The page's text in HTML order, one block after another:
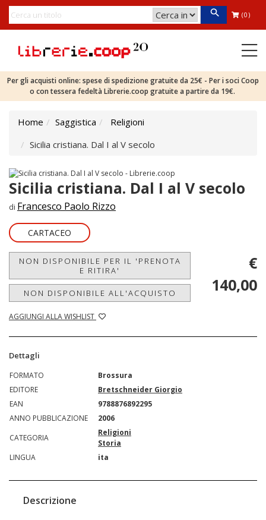
(0)
Per gli acquisti online: spese di spedizione gratuite da 25€ - Per i soci Coop
o con tessera fedeltà Librerie.coop gratuite a partire da 19€.
Home Saggistica
Religioni
Sicilia cristiana. Dal I al V secolo
Sicilia cristiana. Dal I al V secolo
di Francesco Paolo Rizzo
CARTACEO
NON DISPONIBILE PER IL 'PRENOTA
E RITIRA'
NON DISPONIBILE ALL'ACQUISTO
AGGIUNGI ALLA WISHLIST
€
140,00
Dettagli
FORMATO
Brossura
EDITORE
Bretschneider Giorgio
EAN
9788876892295
ANNO PUBBLICAZIONE
2006
CATEGORIA
Religioni
Storia
LINGUA
ita
Descrizione